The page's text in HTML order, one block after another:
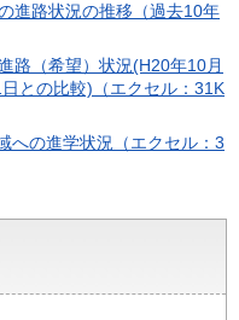
進路状況の推移（過去10年
路（希望）状況(H20年10月
との比較)（エクセル：31K
への進学状況（エクセル：3